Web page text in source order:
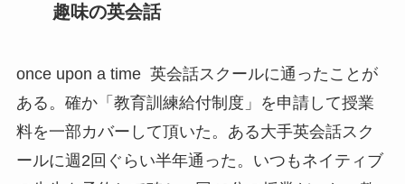
趣味の英会話
once upon a time 英会話スクールに通ったことが
ある。確か「教育訓練給付制度」を申請して授業
料を一部カバーして頂いた。ある大手英会話スク
ールに週2回ぐらい半年通った。いつもネイティブ